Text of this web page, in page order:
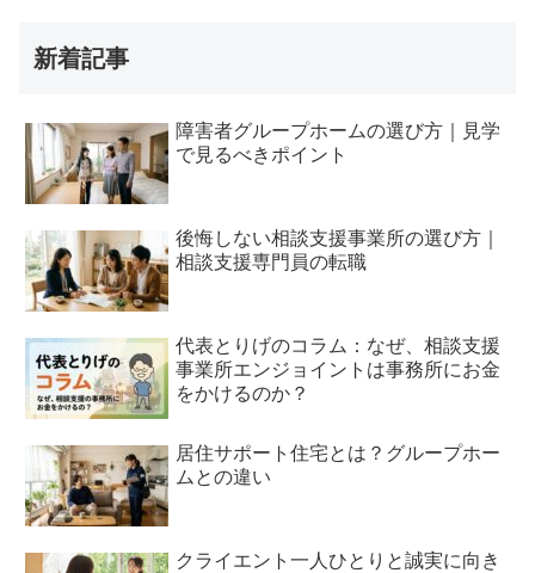
新着記事
障害者グループホームの選び方｜見学
で見るべきポイント
後悔しない相談支援事業所の選び方｜
相談支援専門員の転職
代表とりげのコラム：なぜ、相談支援
事業所エンジョイントは事務所にお金
をかけるのか？
居住サポート住宅とは？グループホー
ムとの違い
クライエント一人ひとりと誠実に向き